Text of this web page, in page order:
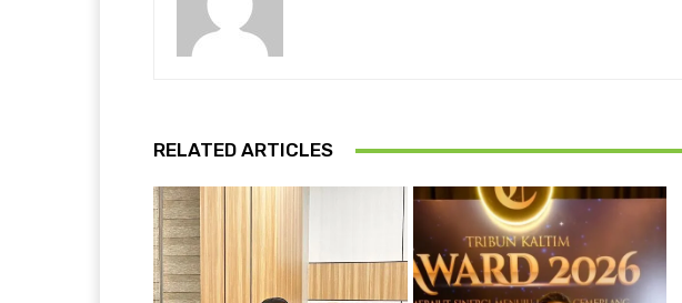
RELATED ARTICLES